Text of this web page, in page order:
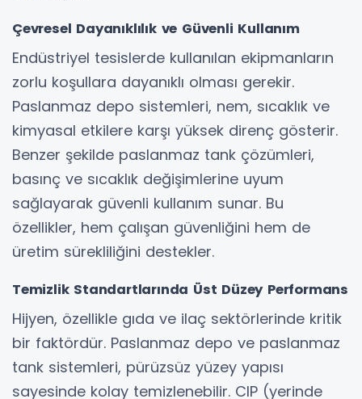
Çevresel Dayanıklılık ve Güvenli Kullanım
Endüstriyel tesislerde kullanılan ekipmanların
zorlu koşullara dayanıklı olması gerekir.
Paslanmaz depo sistemleri, nem, sıcaklık ve
kimyasal etkilere karşı yüksek direnç gösterir.
Benzer şekilde paslanmaz tank çözümleri,
basınç ve sıcaklık değişimlerine uyum
sağlayarak güvenli kullanım sunar. Bu
özellikler, hem çalışan güvenliğini hem de
üretim sürekliliğini destekler.
Temizlik Standartlarında Üst Düzey Performans
Hijyen, özellikle gıda ve ilaç sektörlerinde kritik
bir faktördür. Paslanmaz depo ve paslanmaz
tank sistemleri, pürüzsüz yüzey yapısı
sayesinde kolay temizlenebilir. CIP (yerinde